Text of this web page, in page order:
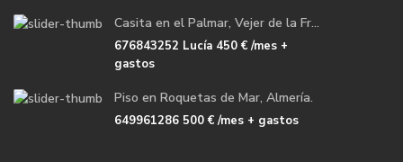
Casita en el Palmar, Vejer de la Fr...
676843252 Lucía 450 €/mes +
gastos
Piso en Roquetas de Mar, Almería.
649961286 500 €/mes + gastos